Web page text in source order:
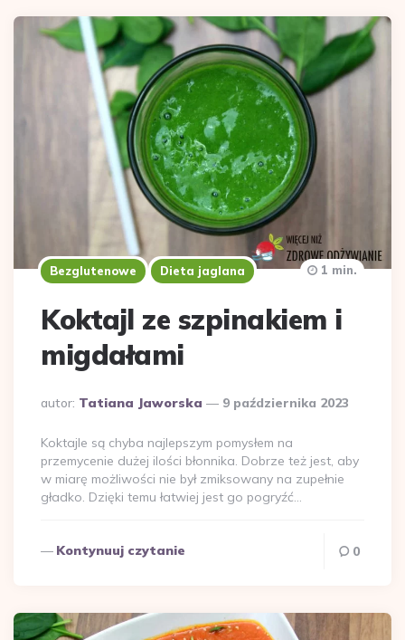
Bezglutenowe Dieta jaglana
Koktajl ze szpinakiem i
migdałami
Dodane
autor: Tatiana Jaworska 9 października 2023
1 min.
Koktajle są chyba najlepszym pomysłem na
przemycenie dużej ilości błonnika. Dobrze też jest, aby
w miarę możliwości nie był zmiksowany na zupełnie
gładko. Dzięki temu łatwiej jest go pogryźć…
Kontynuuj czytanie 0